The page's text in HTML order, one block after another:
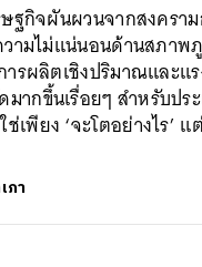
ฐกิจผันผวนจากสงครา
ามไม่แน่นอนด้านสภาพ
รผลิตเชิงปริมาณและแ
ากขึ้นเรื่อยๆ สำหรับปร
เพียง ‘จะโตอย่างไร’
ภา